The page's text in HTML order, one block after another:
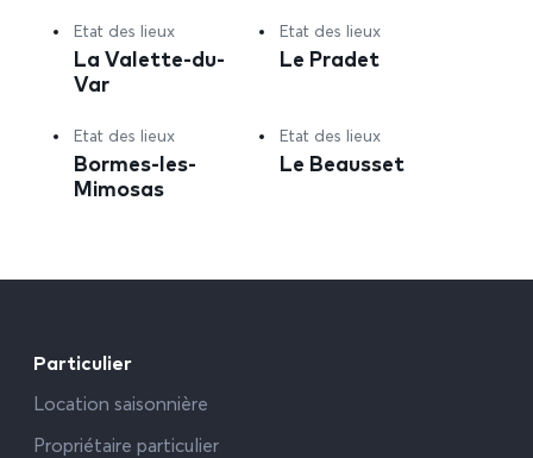
Etat des lieux
La Valette-du-
Var
Etat des lieux
Le Pradet
Etat des lieux
Bormes-les-
Mimosas
Etat des lieux
Le Beausset
Particulier
Location saisonnière
Propriétaire particulier